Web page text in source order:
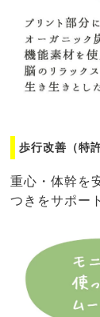
歩行改善（特
重心・体幹を
つきをサポー